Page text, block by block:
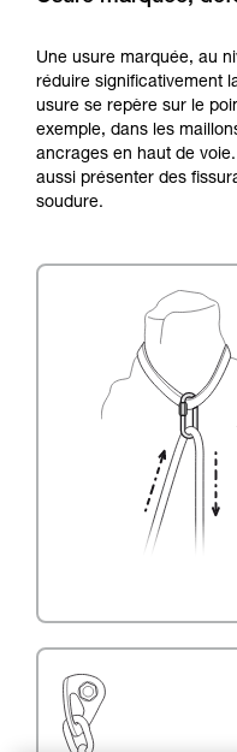
Une usure marquée, au
réduire significativement
usure se repère sur le
exemple, dans les
ancrages en haut de
aussi présenter des
soudure.